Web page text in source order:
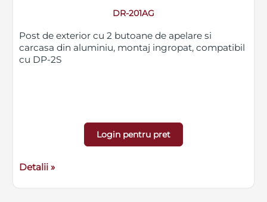
DR-201AG
Post de exterior cu 2 butoane de apelare si
carcasa din aluminiu, montaj ingropat, compatibil
cu DP-2S
Login pentru pret
Detalii »